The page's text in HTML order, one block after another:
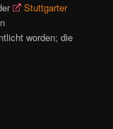
Stuttgarter
worden; die